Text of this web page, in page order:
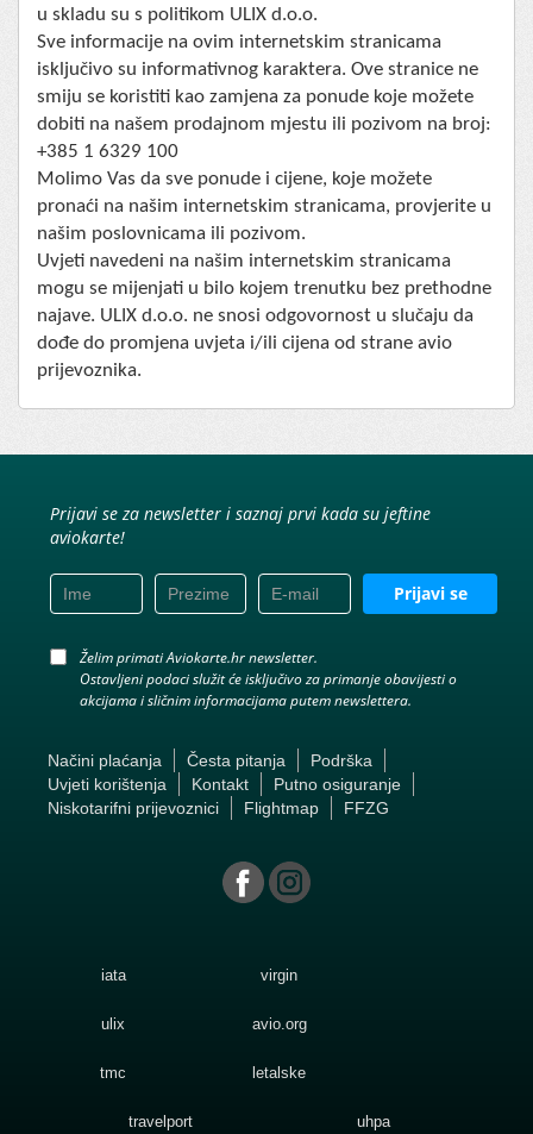
u skladu su s politikom ULIX d.o.o.
Sve informacije na ovim internetskim stranicama
isključivo su informativnog karaktera. Ove stranice ne
smiju se koristiti kao zamjena za ponude koje možete
dobiti na našem prodajnom mjestu ili pozivom na broj:
+385 1 6329 100
Molimo Vas da sve ponude i cijene, koje možete
pronaći na našim internetskim stranicama, provjerite u
našim poslovnicama ili pozivom.
Uvjeti navedeni na našim internetskim stranicama
mogu se mijenjati u bilo kojem trenutku bez prethodne
najave. ULIX d.o.o. ne snosi odgovornost u slučaju da
dođe do promjena uvjeta i/ili cijena od strane avio
prijevoznika.
Prijavi se za newsletter i saznaj prvi kada su jeftine
aviokarte!
Prijavi se
Želim primati Aviokarte.hr newsletter.
Ostavljeni podaci služit će isključivo za primanje obavijesti o
akcijama i sličnim informacijama putem newslettera.
Načini plaćanja Česta pitanja
Podrška
Uvjeti korištenja
Kontakt
Putno osiguranje
Niskotarifni prijevoznici
Flightmap FFZG
iata virgin
ulix avio.org
tmc letalske
travelport uhpa